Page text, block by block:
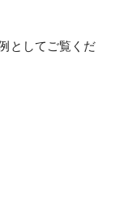
としてご覧くだ